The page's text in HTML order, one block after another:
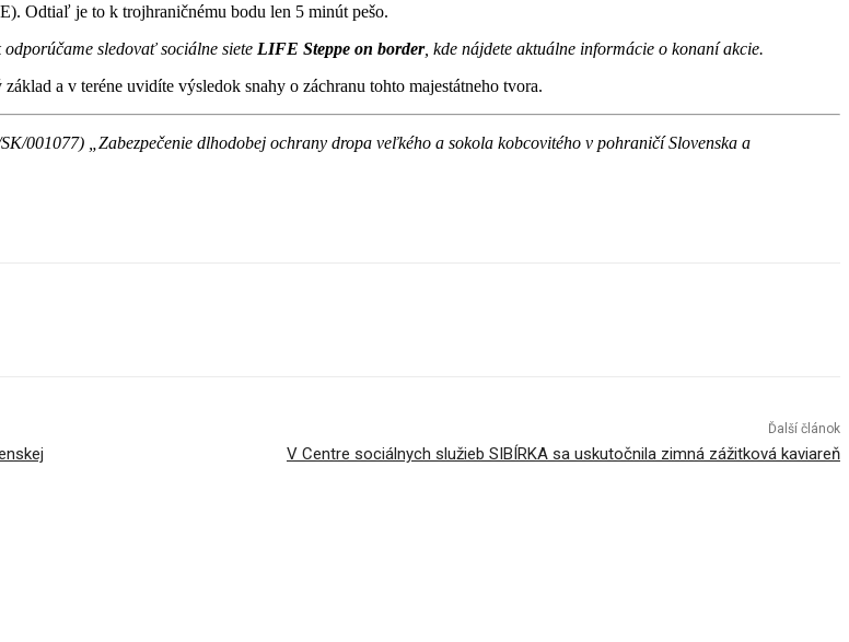
Odtiaľ je to k trojhraničnému bodu len 5 minút pešo.
sledovať sociálne siete LIFE Steppe on border, kde nájdete aktuálne informácie o konaní akcie.
a v teréne uvidíte výsledok snahy o záchranu tohto majestátneho tvora.
001077) „Zabezpečenie dlhodobej ochrany dropa veľkého a sokola kobcovitého v pohraničí Slovenska a
Ďalší článok
V Centre sociálnych služieb SIBÍRKA sa uskutočnila zimná zážitková kaviareň